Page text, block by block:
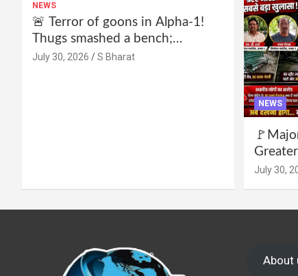
NEWS
🚨 Terror of goons in Alpha-1!
Thugs smashed a bench;
residents declare—we won’t be
July 30, 2026 S Bharat
NEWS
for
July 30,
About